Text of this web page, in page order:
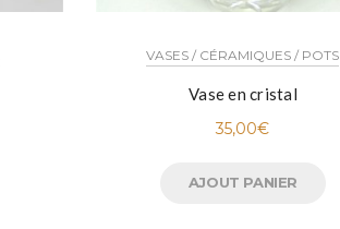
VASES / CÉRAMIQUES / POTS
Vase en cristal
35,00€
AJOUT PANIER